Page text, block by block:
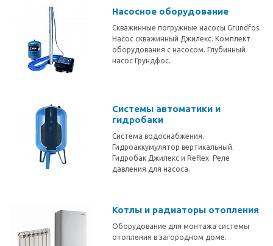
Насосное оборудование
Скважинные погружные насосы Grundfos.
Насос скважинный Джилекс. Комплект
оборудования с насосом. Глубинный
насос Грундфос.
Системы автоматики и
гидробаки
Система водоснабжения.
Гидроаккумулятор вертикальный.
Гидробак Джилекс и Reflex. Реле
давления для насоса.
Котлы и радиаторы отопления
Оборудование для монтажа системы
отопления в загородном доме.